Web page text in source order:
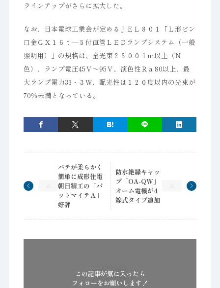
ラインアップがさらに拡大した。
なお、日本電球工業会が定めるＪＥＬ８０１「Ｌ形ピン
口金ＧＸ１６ｔ―５付直管ＬＥＤランプシステム（一般
照明用）」の規格は、全光束２３００ｌｍ以上（Ｎ
色）、ランプ電圧45Ｖ～95Ｖ、演色性Ｒａ80以上、最
大ランプ電力33・３Ｗ、配光性は１２０度以内の光束が
70％未満となっている。
パテが柔らかく
簡単に成形住電
朝日精工の「パ
ットマイテＡ」
好評
防水絶緑キャッ
プ「OA-QW」
オーム電機が4
線式タイプ追加
この記事が気に入ったら
フォローをお願いします！